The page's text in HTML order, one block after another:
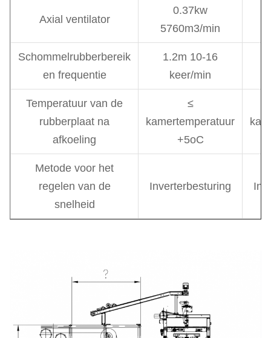
Axial ventilator
0.37kw
5760m3/min
Schommelrubberbereik
en frequentie
1.2m 10-16
keer/min
Temperatuur van de
rubberplaat na
afkoeling
≤
kamertemperatuur
+5oC
Metode voor het
regelen van de
snelheid
Inverterbesturing